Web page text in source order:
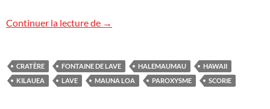
Continuer la lecture de Images d’Hawaii (13)
→
CRATÈRE FONTAINE DE LAVE HALEMAUMAU
HAWAII
KILAUEA
LAVE MAUNA LOA PAROXYSME SCORIE